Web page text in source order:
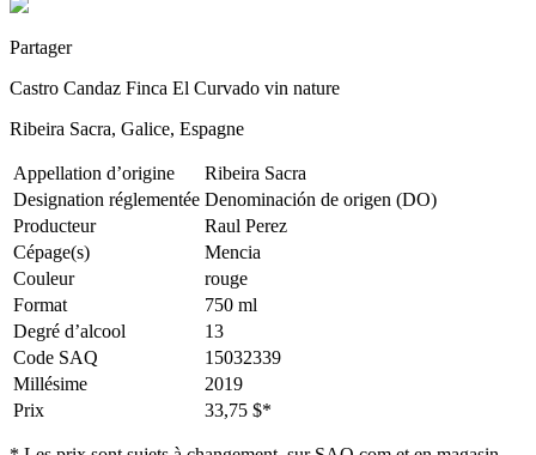
Partager
Castro Candaz Finca El Curvado vin nature
Ribeira Sacra, Galice, Espagne
Appellation d’origine
Ribeira Sacra
Designation réglementée Denominación de origen (DO)
Producteur
Raul Perez
Cépage(s)
Mencia
Couleur
rouge
Format
750 ml
Degré d’alcool
13
Code SAQ
15032339
Millésime
2019
Prix
33,75 $*